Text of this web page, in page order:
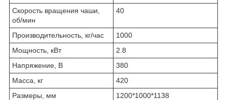
Скорость вращения чаши,
об/мин
40
Производительность, кг/час
1000
Мощность, кВт
2.8
Напряжение, В
380
Масса, кг
420
Размеры, мм
1200*1000*1138